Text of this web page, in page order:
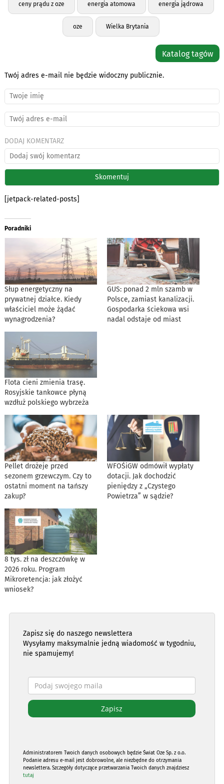
ceny prądu z oze energia atomowa energia jądrowa
oze Wielka Brytania
Katalog tagów
Twój adres e-mail nie będzie widoczny publicznie.
DODAJ KOMENTARZ
[jetpack-related-posts]
Poradniki
Słup energetyczny na
prywatnej działce. Kiedy
właściciel może żądać
wynagrodzenia?
GUS: ponad 2 mln szamb w
Polsce, zamiast kanalizacji.
Gospodarka ściekowa wsi
nadal odstaje od miast
Flota cieni zmienia trasę.
Rosyjskie tankowce płyną
wzdłuż polskiego wybrzeża
Pellet drożeje przed
sezonem grzewczym. Czy to
ostatni moment na tańszy
zakup?
WFOŚiGW odmówił wypłaty
dotacji. Jak dochodzić
pieniędzy z „Czystego
Powietrza” w sądzie?
8 tys. zł na deszczówkę w
2026 roku. Program
Mikroretencja: jak złożyć
wniosek?
Zapisz się do naszego newslettera
Wysyłamy maksymalnie jedną wiadomość w tygodniu,
nie spamujemy!
Administratorem Twoich danych osobowych będzie Świat Oze Sp. z o.o.
Podanie adresu e-mail jest dobrowolne, ale niezbędne do otrzymania
newslettera. Szczegóły dotyczące przetwarzania Twoich danych znajdziesz
tutaj